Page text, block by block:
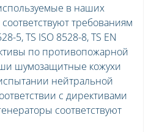
в наших
требованиям
5, TS ISO 8528-8, TS EN
по противопожарной
шумозащитные кожухи
нейтральной
с директивами
соответствуют